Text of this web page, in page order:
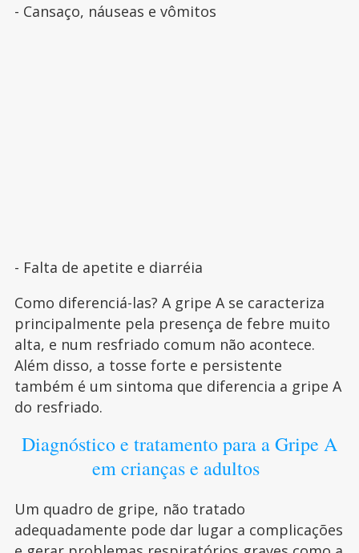
- Cansaço, náuseas e vômitos
- Falta de apetite e diarréia
Como diferenciá-las? A gripe A se caracteriza
principalmente pela presença de febre muito
alta, e num resfriado comum não acontece.
Além disso, a tosse forte e persistente
também é um sintoma que diferencia a gripe A
do resfriado.
Diagnóstico e tratamento para a Gripe A
em crianças e adultos
Um quadro de gripe, não tratado
adequadamente pode dar lugar a complicações